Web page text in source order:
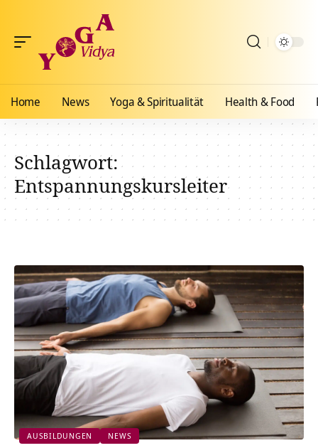
Home News Yoga & Spiritualität Health & Food
Schlagwort:
Entspannungskursleiter
AUSBILDUNGEN NEWS